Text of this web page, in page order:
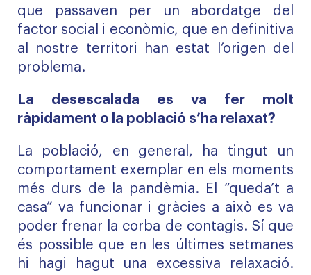
que passaven per un abordatge del
factor social i econòmic, que en definitiva
al nostre territori han estat l’origen del
problema.
La desescalada es va fer molt
ràpidament o la població s’ha relaxat?
La població, en general, ha tingut un
comportament exemplar en els moments
més durs de la pandèmia. El “queda’t a
casa” va funcionar i gràcies a això es va
poder frenar la corba de contagis. Sí que
és possible que en les últimes setmanes
hi hagi hagut una excessiva relaxació.